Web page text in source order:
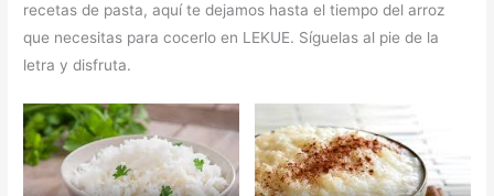
recetas de pasta, aquí te dejamos hasta el tiempo del arroz
que necesitas para cocerlo en LEKUE. Síguelas al pie de la
letra y disfruta.